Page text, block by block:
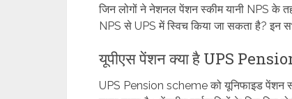
जिन लोगों ने नेशनल पेंशन स्कीम यानी NPS के
NPS से UPS में स्विच किया जा सकता है? इन
यूपीएस पेंशन क्या है UPS
UPS Pension scheme को यूनिफाइड पेंशन